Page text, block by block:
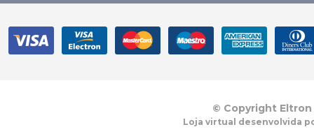
© Copyright Eltron
Loja virtual desenvolvida